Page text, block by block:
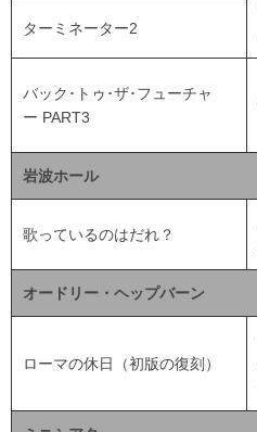
ターミネーター2
バック･トゥ･ザ･フューチャ
ー PART3
岩波ホール
歌っているのはだれ？
オードリー・ヘップバーン
ローマの休日（初版の復刻）